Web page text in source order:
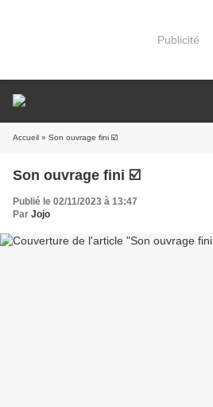
Publicité
Accueil » Son ouvrage fini ☑️
Son ouvrage fini ☑️
Publié le 02/11/2023 à 13:47
Par Jojo